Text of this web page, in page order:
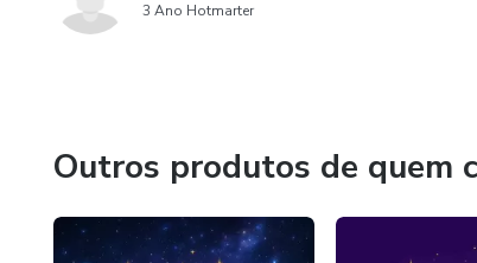
3 Ano Hotmarter
Outros produtos de quem